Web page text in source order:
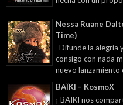
Nessa Ruane
Time)
Difunde la alegría
consigo con nada
nuevo lanzamiento
BAÏKI – KosmoX
¡ BAÏKI nos